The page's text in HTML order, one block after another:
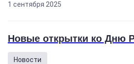
1 сентября 2025
Новые открытки ко Дню
Новости